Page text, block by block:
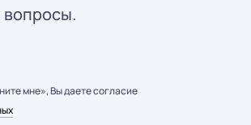
вопросы.
мне», Вы даете согласие